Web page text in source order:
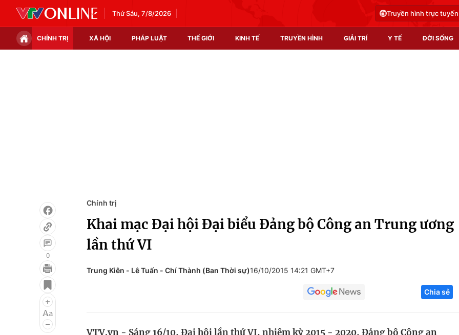
Thứ Sáu, 7/8/2026 Truyền hình trực tuyến
CHÍNH TRỊ XÃ HỘI PHÁP LUẬT THẾ GIỚI KINH TẾ TRUYỀN HÌNH GIẢI TRÍ Y TẾ ĐỜI SỐNG
Infographic
Điện ảnh
Âm nhạc
Tuyển sinh
Hitech Công
0
Chính trị
Khai mạc Đại hội Đại biểu Đảng bộ Công an Trung ương
lần thứ VI
Trung Kiên - Lê Tuấn - Chí Thành (Ban Thời sự)16/10/2015 14:21 GMT+7
Chia sẻ
VTV.vn - Sáng 16/10, Đại hội lần thứ VI, nhiệm kỳ 2015 - 2020, Đảng bộ Công an